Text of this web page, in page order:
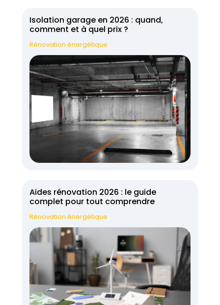
Isolation garage en 2026 : quand,
comment et à quel prix ?
Rénovation énergétique
Aides rénovation 2026 : le guide
complet pour tout comprendre
Rénovation énergétique